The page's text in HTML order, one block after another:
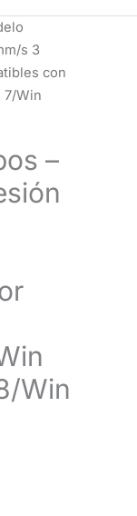
s 3
con
7/Win
–
Win